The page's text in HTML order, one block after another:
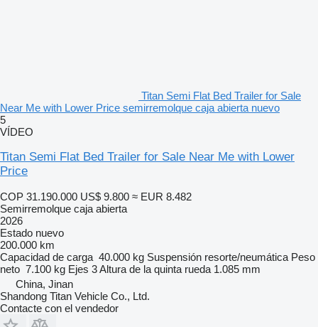
Titan Semi Flat Bed Trailer for Sale
Near Me with Lower Price semirremolque caja abierta nuevo
5
VÍDEO
Titan Semi Flat Bed Trailer for Sale Near Me with Lower
Price
COP 31.190.000 US$ 9.800 ≈ EUR 8.482
Semirremolque caja abierta
2026
Estado nuevo
200.000 km
Capacidad de carga 40.000 kg Suspensión resorte/neumática Peso
neto 7.100 kg Ejes 3Altura de la quinta rueda 1.085 mm
China, Jinan
Shandong Titan Vehicle Co., Ltd.
Contacte con el vendedor